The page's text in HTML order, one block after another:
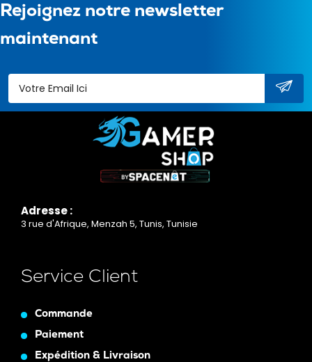
Rejoignez notre newsletter
maintenant
Adresse :
3 rue d'Afrique, Menzah 5, Tunis, Tunisie
Service Client
Commande
Paiement
Expédition & Livraison